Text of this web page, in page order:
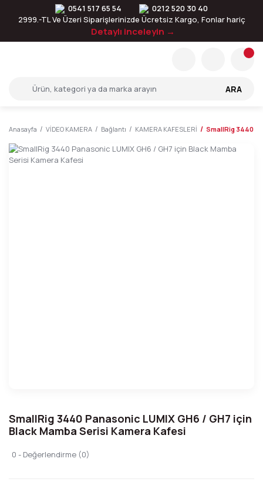
0541 517 65 54
0212 520 30 40
2999.-TL Ve Üzeri Siparişlerinizde Ücretsiz Kargo, Fonlar hariç
Detaylı inceleyin →
ARA
Anasayfa VİDEO KAMERA Bağlantı KAMERA KAFESLERİ SmallRig 3440
SmallRig 3440 Panasonic LUMIX GH6 / GH7 için
Black Mamba Serisi Kamera Kafesi
0 - Değerlendirme (0)